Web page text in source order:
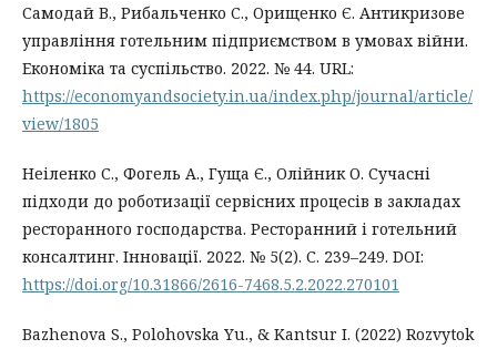
Самодай В., Рибальченко С., Орищенко Є. Антикризове
управління готельним підприємством в умовах війни.
Економіка та суспільство. 2022. № 44. URL:
https://economyandsociety.in.ua/index.php/journal/article/
view/1805
Неіленко С., Фогель А., Гуща Є., Олійник О. Сучасні
підходи до роботизації сервісних процесів в закладах
ресторанного господарства. Ресторанний і готельний
консалтинг. Інновації. 2022. № 5(2). С. 239–249. DOI:
https://doi.org/10.31866/2616-7468.5.2.2022.270101
Bazhenova S., Polohovska Yu., & Kantsur I. (2022) Rozvytok